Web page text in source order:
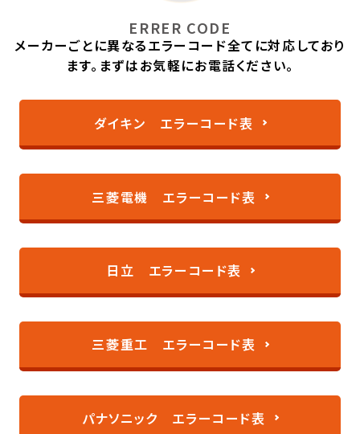
ERRER CODE
メーカーごとに異なるエラーコード全てに対応しており
ます。まずはお気軽にお電話ください。
ダイキン エラーコード表
三菱電機 エラーコード表
日立 エラーコード表
三菱重工 エラーコード表
パナソニック エラーコード表